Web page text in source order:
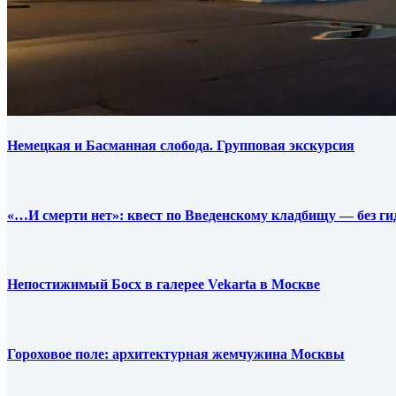
Немецкая и Басманная слобода. Групповая экскурсия
«…И смерти нет»: квест по Введенскому кладбищу — без
Непостижимый Босх в галерее Vekarta в Москве
Гороховое поле: архитектурная жемчужина Москвы